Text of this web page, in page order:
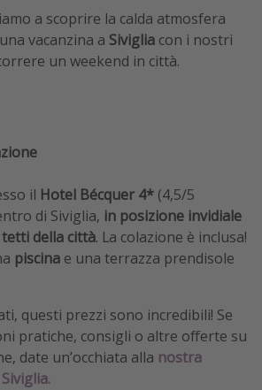
a scoprire la calda atmosfera
vacanzina a Siviglia con i nostri
un weekend in città.
il Hotel Bécquer 4* (4,5/5
di Siviglia, in posizione invidiale
della città. La colazione è inclusa!
piscina e una terrazza prendisole
questi prezzi sono incredibili! Se
pratiche, consigli o altre offerte su
date un’occhiata alla nostra